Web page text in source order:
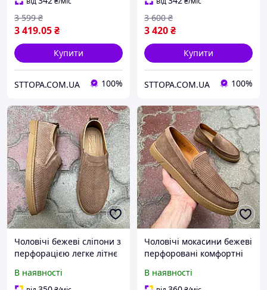
3 419.05₴
3 599 ₴
Купити
STTOPA.COM.UA 100%
3 420₴
3 600 ₴
Купити
STTOPA.COM.UA 100%
Чоловічі бежеві сліпони з
перфорацією легке літнє
В наявності
Чоловічі мокасини бежеві
перфоровані комфортні
В наявності